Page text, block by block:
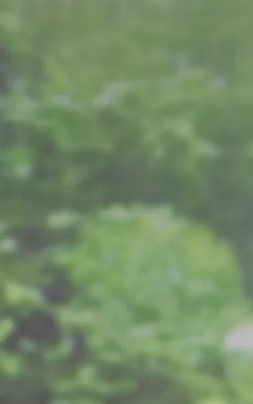
Atsauksmes 0%